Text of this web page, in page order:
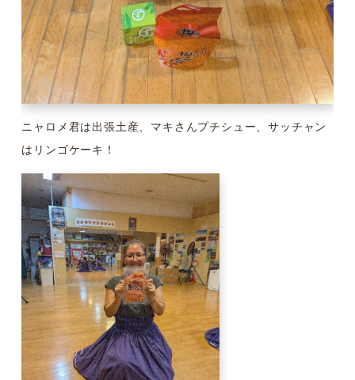
ニャロメ君は出張土産、マキさんプチシュー、サッチャン
はリンゴケーキ！